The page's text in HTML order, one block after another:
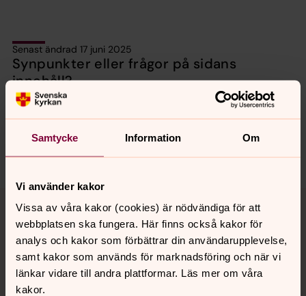
Samtycke Information Om
Vi använder kakor
Vissa av våra kakor (cookies) är nödvändiga för att
webbplatsen ska fungera. Här finns också kakor för
analys och kakor som förbättrar din användarupplevelse,
samt kakor som används för marknadsföring och när vi
länkar vidare till andra plattformar. Läs mer om våra
kakor.
Senast ändrad 17 juni 2025
Synpunkter eller frågor på sidans
innehåll?
hoerby.forsamling@svenskakyrkan.se
Tillbaka till toppen
Tillbaka till innehållet
Kontakt